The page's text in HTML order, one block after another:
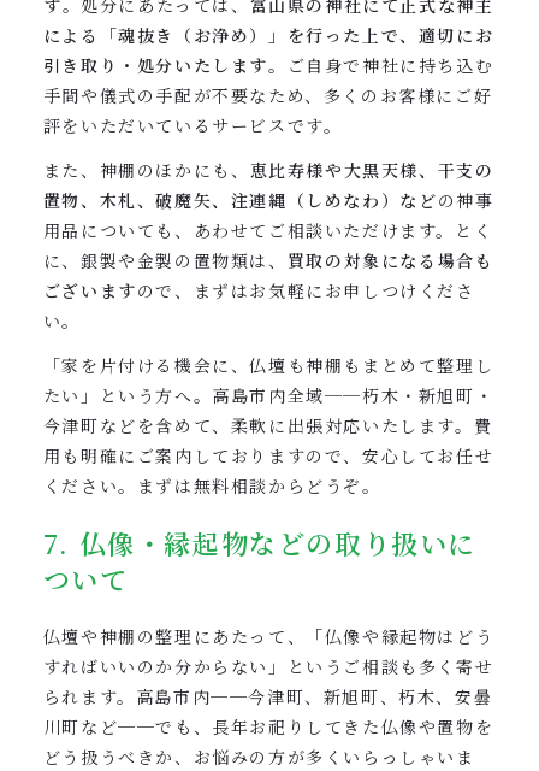
す。処分にあたっては、 富山県の神社にて正式な神主
による「魂抜き（お浄め）」を行った上で、適切にお
引き取り・処分いたします。ご自身で神社に持ち込む
手間や儀式の手配が不要なため、多くのお客様にご好
評をいただいているサービスです。
また、神棚のほかにも、 恵比寿様や大黒天様、干支の
置物、木札、破魔矢、注連縄（しめなわ）などの神事
用品についても、あわせてご相談いただけます。とく
に、銀製や金製の置物類は、 買取の対象になる場合も
ございますので、まずはお気軽にお申しつけくださ
い。
「家を片付ける機会に、仏壇も神棚もまとめて整理し
たい」という方へ。高島市内全域──朽木・新旭町・
今津町などを含めて、柔軟に出張対応いたします。費
用も明確にご案内しておりますので、安心してお任せ
ください。まずは無料相談からどうぞ。
7. 仏像・縁起物などの取り扱いに
ついて
仏壇や神棚の整理にあたって、「仏像や縁起物はどう
すればいいのか分からない」というご相談も多く寄せ
られます。高島市内──今津町、新旭町、朽木、安曇
川町など──でも、長年お祀りしてきた仏像や置物を
どう扱うべきか、お悩みの方が多くいらっしゃいま